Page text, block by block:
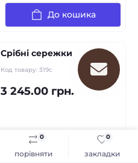
порівняти
0
закладки
0
До кошика
Срібні сережки
Код товару: 319с
3 245.00 грн.